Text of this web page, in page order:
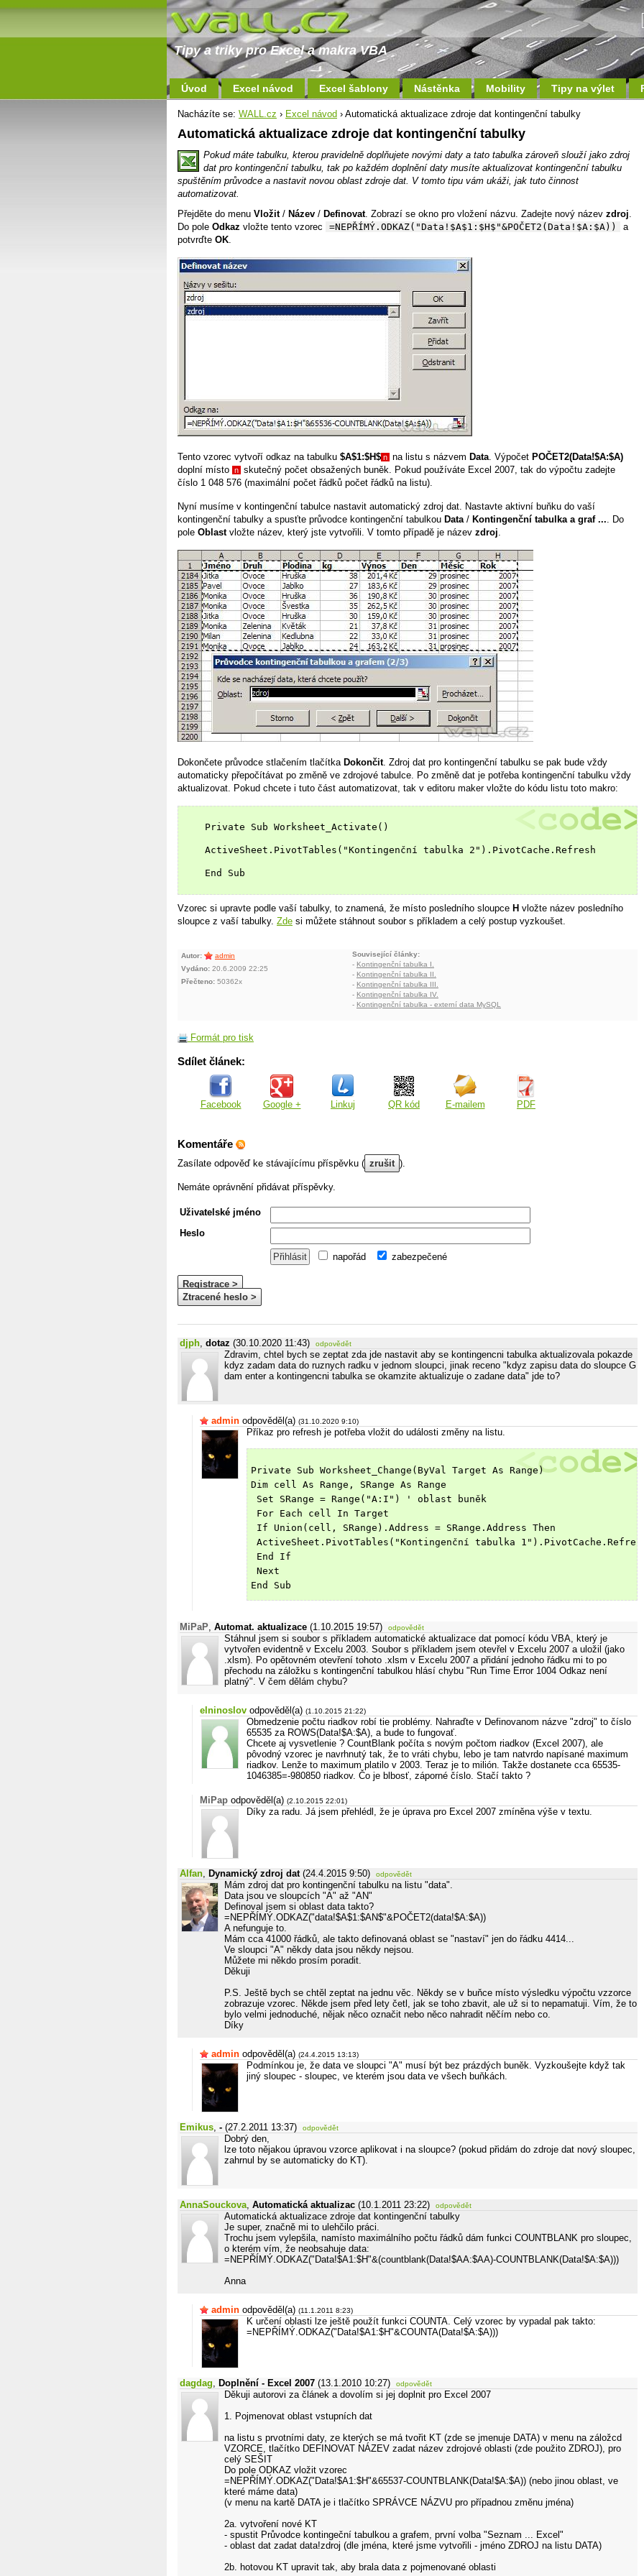
Tipy a triky pro Excel a makra VBA
Úvod Excel návod Excel šablony Nástěnka Mobility Tipy na výlet
Nacházíte se: WALL.cz › Excel návod › Automatická aktualizace zdroje dat kontingenční tabulky
Automatická aktualizace zdroje dat kontingenční tabulky
Pokud máte tabulku, kterou pravidelně doplňujete novými daty a tato tabulka zároveň slouží jako zdroj
dat pro kontingenční tabulku, tak po každém doplnění daty musíte aktualizovat kontingenční tabulku
spuštěním průvodce a nastavit novou oblast zdroje dat. V tomto tipu vám ukáži, jak tuto činnost
automatizovat.
Přejděte do menu Vložit/ Název / Definovat. Zobrazí se okno pro vložení názvu. Zadejte nový název zdroj.
Do pole Odkaz vložte tento vzorec =NEPŘÍMÝ.ODKAZ("Data!$A$1:$H$"&POČET2(Data!$A:$A))
a
potvrďte OK.
Tento vzorec vytvoří odkaz na tabulku $A$1:$H$ n na listu s názvem Data. Výpočet POČET2(Data!$A:$A)
doplní místo n skutečný počet obsažených buněk. Pokud používáte Excel 2007, tak do výpočtu zadejte
číslo 1 048 576 (maximální počet řádků počet řádků na listu).
Nyní musíme v kontingenční tabulce nastavit automatický zdroj dat. Nastavte aktivní buňku do vaší
kontingenční tabulky a spusťte průvodce kontingenční tabulkou Data/ Kontingenční tabulka a graf .... Do
pole Oblastvložte název, který jste vytvořili. V tomto případě je název zdroj.
Dokončete průvodce stlačením tlačítka Dokončit. Zdroj dat pro kontingenční tabulku se pak bude vždy
automaticky přepočítávat po změně ve zdrojové tabulce. Po změně dat je potřeba kontingenční tabulku vždy
aktualizovat. Pokud chcete i tuto část automatizovat, tak v editoru maker vložte do kódu listu toto makro:
    Private Sub Worksheet_Activate()
    ActiveSheet.PivotTables("Kontingenční tabulka 2").PivotCache.Refresh
    End Sub
Vzorec si upravte podle vaší tabulky, to znamená, že místo posledního sloupce H vložte název posledního
sloupce z vaší tabulky. Zde si můžete stáhnout soubor s příkladem a celý postup vyzkoušet.
Autor:
admin
Vydáno: 20.6.2009 22:25
Přečteno: 50362x
Související články:
- Kontingenční tabulka I.
- Kontingenční tabulka II.
- Kontingenční tabulka III.
- Kontingenční tabulka IV.
- Kontingenční tabulka - externí data MySQL
Formát pro tisk
Sdílet článek:
Facebook Google + Linkuj QR kód E-mailem PDF
Komentáře
Zasílate odpověď ke stávajícímu příspěvku ( zrušit ).
Nemáte oprávnění přidávat příspěvky.
Uživatelské jméno
Heslo
napořád zabezpečené
Registrace >
Ztracené heslo >
djph, dotaz (30.10.2020 11:43) odpovědět
Zdravim, chtel bych se zeptat zda jde nastavit aby se kontingencni tabulka aktualizovala pokazde
kdyz zadam data do ruznych radku v jednom sloupci, jinak receno "kdyz zapisu data do sloupce G
dam enter a kontingencni tabulka se okamzite aktualizuje o zadane data" jde to?
admin odpověděl(a) (31.10.2020 9:10)
Příkaz pro refresh je potřeba vložit do události změny na listu.
Private Sub Worksheet_Change(ByVal Target As Range)
Dim cell As Range, SRange As Range
Set SRange = Range("A:I") ' oblast buněk
For Each cell In Target
If Union(cell, SRange).Address = SRange.Address Then
ActiveSheet.PivotTables("Kontingenční tabulka
End If
Next
End Sub
MiPaP, Automat. aktualizace (1.10.2015 19:57) odpovědět
Stáhnul jsem si soubor s příkladem automatické aktualizace dat pomocí kódu VBA, který je
vytvořen evidentně v Excelu 2003. Soubor s příkladem jsem otevřel v Excelu 2007 a uložil (jako
.xlsm). Po opětovném otevření tohoto .xlsm v Excelu 2007 a přidání jednoho řádku mi to po
přechodu na záložku s kontingenční tabulkou hlásí chybu "Run Time Error 1004 Odkaz není
platný". V čem dělám chybu?
elninoslov odpověděl(a) (1.10.2015 21:22)
Obmedzenie počtu riadkov robí tie problémy. Nahraďte v Definovanom názve "zdroj" to číslo
65535 za ROWS(Data!$A:$A), a bude to fungovať.
Chcete aj vysvetlenie ? CountBlank počíta s novým počtom riadkov (Excel 2007), ale
pôvodný vzorec je navrhnutý tak, že to vráti chybu, lebo je tam natvrdo napísané maximum
riadkov. Lenže to maximum platilo v 2003. Teraz je to milión. Takže dostanete cca 65535-
1046385=-980850 riadkov. Čo je blbosť, záporné číslo. Stačí takto ?
MiPap odpověděl(a) (2.10.2015 22:01)
Díky za radu. Já jsem přehlédl, že je úprava pro Excel 2007 zmíněna výše v textu.
Alfan, Dynamický zdroj dat (24.4.2015 9:50) odpovědět
Mám zdroj dat pro kontingenční tabulku na listu "data".
Data jsou ve sloupcích "A" až "AN"
Definoval jsem si oblast data takto?
=NEPŘÍMÝ.ODKAZ("data!$A$1:$AN$"&POČET2(data!$A:$A))
A nefunguje to.
Mám cca 41000 řádků, ale takto definovaná oblast se "nastaví" jen do řádku 4414...
Ve sloupci "A" někdy data jsou někdy nejsou.
Můžete mi někdo prosím poradit.
Děkuji
P.S. Ještě bych se chtěl zeptat na jednu věc. Někdy se v buňce místo výsledku výpočtu vzzorce
zobrazuje vzorec. Někde jsem před lety četl, jak se toho zbavit, ale už si to nepamatuji. Vím, že to
bylo velmi jednoduché, nějak něco označit nebo něco nahradit něčím nebo co.
Díky
admin odpověděl(a) (24.4.2015 13:13)
Podmínkou je, že data ve sloupci "A" musí být bez prázdých buněk. Vyzkoušejte když tak
jiný sloupec - sloupec, ve kterém jsou data ve všech buňkách.
Emikus, - (27.2.2011 13:37) odpovědět
Dobrý den,
lze toto nějakou úpravou vzorce aplikovat i na sloupce? (pokud přidám do zdroje dat nový sloupec,
zahrnul by se automaticky do KT).
AnnaSouckova, Automatická aktualizac (10.1.2011 23:22) odpovědět
Automatická aktualizace zdroje dat kontingenční tabulky
Je super, značně mi to ulehčilo práci.
Trochu jsem vylepšila, namísto maximálního počtu řádků dám funkci COUNTBLANK pro sloupec,
o kterém vím, že neobsahuje data:
=NEPŘÍMÝ.ODKAZ("Data!$A1:$H"&(countblank(Data!$AA:$AA)-COUNTBLANK(Data!$A:$A)))
Anna
admin odpověděl(a) (11.1.2011 8:23)
K určení oblasti lze ještě použít funkci COUNTA. Celý vzorec by vypadal pak takto:
=NEPŘÍMÝ.ODKAZ("Data!$A1:$H"&COUNTA(Data!$A:$A)))
dagdag, Doplnění - Excel 2007 (13.1.2010 10:27) odpovědět
Děkuji autorovi za článek a dovolím si jej doplnit pro Excel 2007
1. Pojmenovat oblast vstupních dat
na listu s prvotními daty, ze kterých se má tvořit KT (zde se jmenuje DATA) v menu na záložcd
VZORCE, tlačítko DEFINOVAT NÁZEV zadat název zdrojové oblasti (zde použito ZDROJ), pro
celý SEŠIT
Do pole ODKAZ vložit vzorec
=NEPŘÍMÝ.ODKAZ("Data!$A1:$H"&65537-COUNTBLANK(Data!$A:$A)) (nebo jinou oblast, ve
které máme data)
(v menu na kartě DATA je i tlačítko SPRÁVCE NÁZVU pro případnou změnu jména)
2a. vytvoření nové KT
- spustit Průvodce kontingeční tabulkou a grafem, první volba "Seznam ... Excel"
- oblast dat zadat data!zdroj (dle jména, které jsme vytvořili - jméno ZDROJ na listu DATA)
2b. hotovou KT upravit tak, aby brala data z pojmenované oblasti